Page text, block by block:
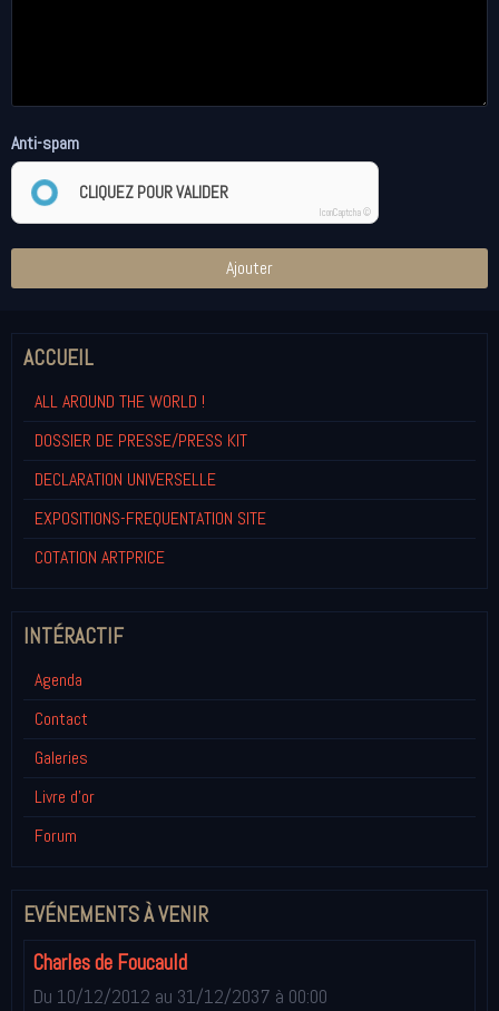
Anti-spam
CLIQUEZ POUR VALIDER
IconCaptcha ©
Ajouter
ACCUEIL
ALL AROUND THE WORLD !
DOSSIER DE PRESSE/PRESS KIT
DECLARATION UNIVERSELLE
EXPOSITIONS-FREQUENTATION SITE
COTATION ARTPRICE
INTÉRACTIF
Agenda
Contact
Galeries
Livre d'or
Forum
EVÉNEMENTS À VENIR
Charles de Foucauld
Du 10/12/2012 au 31/12/2037 à 00:00